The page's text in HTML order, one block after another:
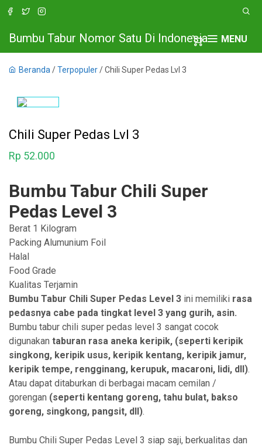
MENU
Bumbu Tabur Nomor Satu Di Indonesia
Beranda /Terpopuler/ Chili Super Pedas Lvl 3
Chili Super Pedas Lvl 3
Rp 52.000
Bumbu Tabur Chili Super
Pedas Level 3
Berat 1 Kilogram
Packing Alumunium Foil
Halal
Food Grade
Kualitas Terjamin
Bumbu Tabur Chili Super Pedas Level 3 ini memiliki rasa
pedasnya cabe pada tingkat level 3 yang gurih, asin.
Bumbu tabur chili super pedas level 3 sangat cocok
digunakan taburan rasa aneka keripik, (seperti keripik
singkong, keripik usus, keripik kentang, keripik jamur,
keripik tempe, rengginang, kerupuk, macaroni, lidi, dll).
Atau dapat ditaburkan di berbagai macam cemilan /
gorengan (seperti kentang goreng, tahu bulat, bakso
goreng, singkong, pangsit, dll).
Bumbu Chili Super Pedas Level 3 siap saji, berkualitas dan